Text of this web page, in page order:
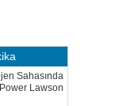
Sahasında
Lawson